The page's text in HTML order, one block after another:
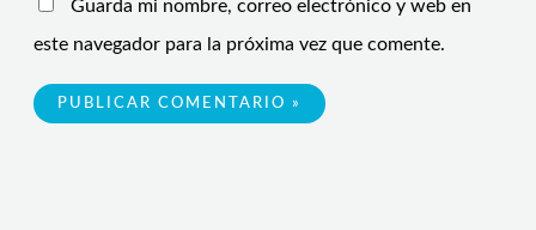
Guarda mi nombre, correo electrónico y web en
este navegador para la próxima vez que comente.